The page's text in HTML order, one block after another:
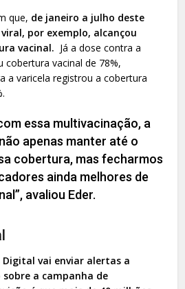
que, de janeiro a julho deste
por exemplo, alcançou
vacinal. Já a dose contra a
cobertura vacinal de 78%,
a varicela registrou a cobertura
essa multivacinação, a
apenas manter até o
cobertura, mas fecharmos
ainda melhores de
avaliou Eder.
Digital vai enviar alertas a
a campanha de